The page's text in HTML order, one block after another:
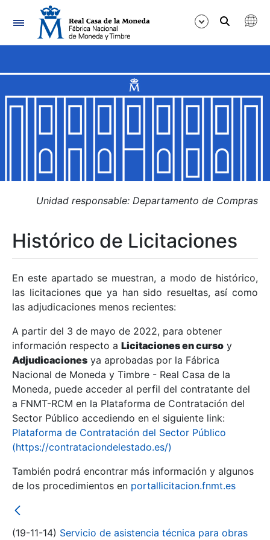
Navegación
Mostrar/Ocultar
Mostrar/Ocultar
Mostrar/Ocultar
Mostrar/Ocultar
Mostrar/Ocultar
Mostrar/Ocultar
Unidad responsable: Departamento de Compras
Histórico de Licitaciones
En este apartado se muestran, a modo de histórico,
las licitaciones que ya han sido resueltas, así como
las adjudicaciones menos recientes:
A partir del 3 de mayo de 2022, para obtener
información respecto a Licitaciones en curso y
Adjudicaciones ya aprobadas por la Fábrica
Nacional de Moneda y Timbre - Real Casa de la
Moneda, puede acceder al perfil del contratante del
a FNMT-RCM en la Plataforma de Contratación del
Sector Público accediendo en el siguiente link:
Plataforma de Contratación del Sector Público
(https://contrataciondelestado.es/)
También podrá encontrar más información y algunos
de los procedimientos en portallicitacion.fnmt.es
(19-11-14) Servicio de asistencia técnica para obras